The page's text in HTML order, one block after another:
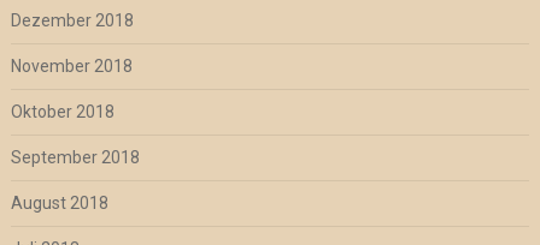
Dezember 2018
November 2018
Oktober 2018
September 2018
August 2018